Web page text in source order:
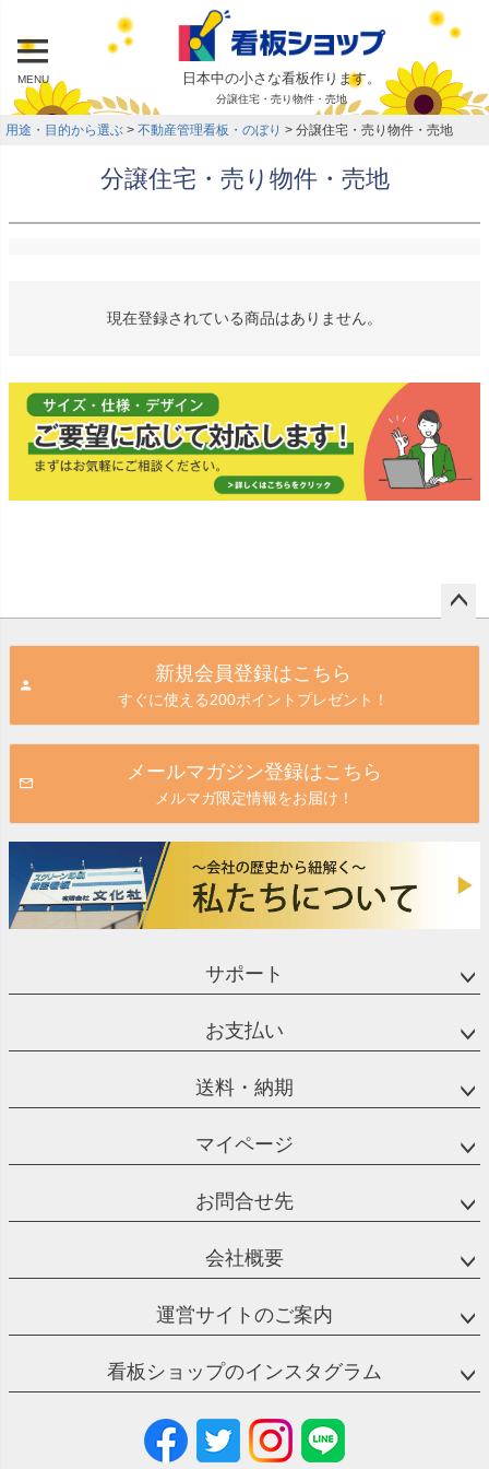
MENU 日本中の小さな看板作ります。
分譲住宅・売り物件・売地
用途・目的から選ぶ 不動産管理看板・のぼり 分譲住宅・売り物件・売地
分譲住宅・売り物件・売地
現在登録されている商品はありません。
新規会員登録はこちら
すぐに使える200ポイントプレゼント！
メールマガジン登録はこちら
メルマガ限定情報をお届け！
サポート
お支払い
送料・納期
マイページ
お問合せ先
会社概要
運営サイトのご案内
看板ショップのインスタグラム